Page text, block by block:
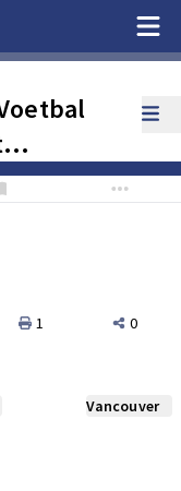
1 0
Vancouver